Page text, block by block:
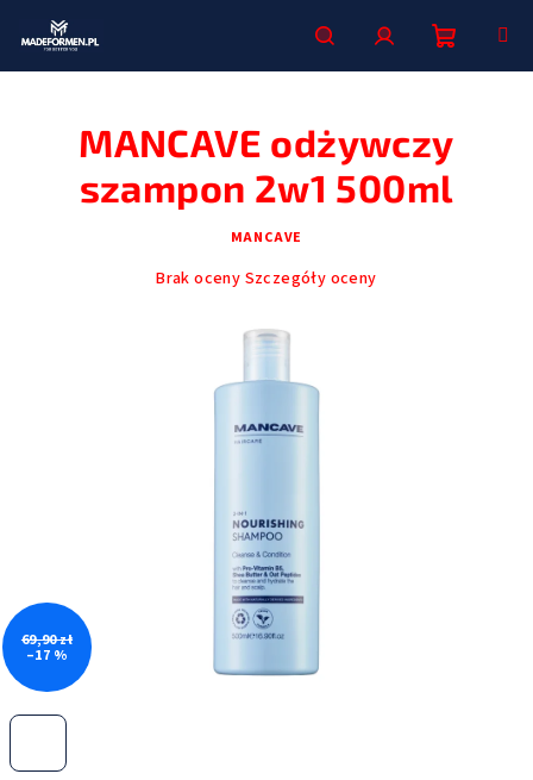
SzukajZaloguj
się
Koszyk
MANCAVE odżywczy
szampon 2w1 500ml
MANCAVE
Średnia
Brak oceny Szczegóły oceny
69,90 zł
–17 %